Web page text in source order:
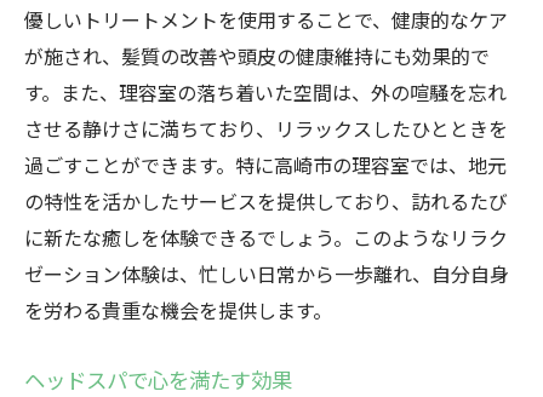
優しいトリートメントを使用することで、健康的なケア
が施され、髪質の改善や頭皮の健康維持にも効果的で
す。また、理容室の落ち着いた空間は、外の喧騒を忘れ
させる静けさに満ちており、リラックスしたひとときを
過ごすことができます。特に高崎市の理容室では、地元
の特性を活かしたサービスを提供しており、訪れるたび
に新たな癒しを体験できるでしょう。このようなリラク
ゼーション体験は、忙しい日常から一歩離れ、自分自身
を労わる貴重な機会を提供します。
ヘッドスパで心を満たす効果